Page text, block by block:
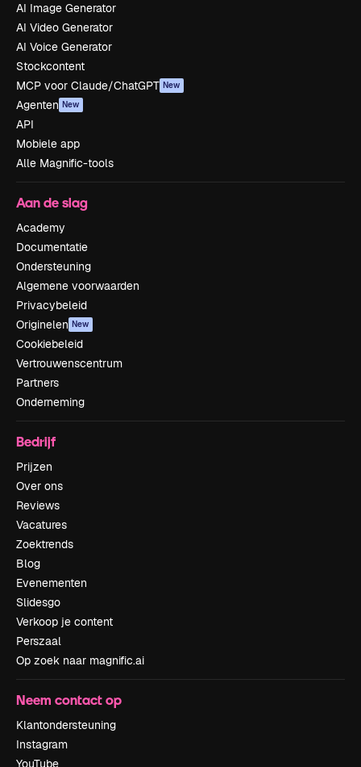
AI Image Generator
AI Video Generator
AI Voice Generator
Stockcontent
MCP voor Claude/ChatGPT New
Agenten New
API
Mobiele app
Alle Magnific-tools
Aan de slag
Academy
Documentatie
Ondersteuning
Algemene voorwaarden
Privacybeleid
Originelen New
Cookiebeleid
Vertrouwenscentrum
Partners
Onderneming
Bedrijf
Prijzen
Over ons
Reviews
Vacatures
Zoektrends
Blog
Evenementen
Slidesgo
Verkoop je content
Perszaal
Op zoek naar magnific.ai
Neem contact op
Klantondersteuning
Instagram
YouTube